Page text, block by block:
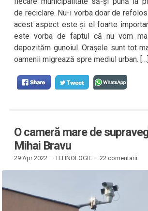
de reciclare. Nu-i vorba doar de
acest aspect este și el foarte
este vorba de faptul că nu vom
depozităm gunoiul. Orașele sunt tot
oamenii migrează spre mediul urban. […]
O cameră mare de
Mihai Bravu
29 Apr 2022 · TEHNOLOGIE · 22 comentarii